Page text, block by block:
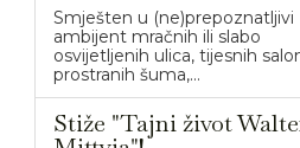
Smješten u (ne)prepoznatljivi
ambijent mračnih ili slabo
osvijetljenih ulica, tijesnih
prostranih šuma,...
Stiže "Tajni život